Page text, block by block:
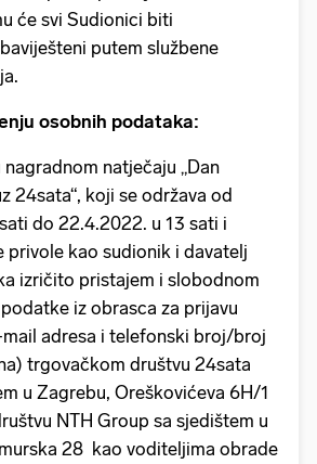
će svi Sudionici biti
putem službene
osobnih podataka:
natječaju „Dan
24sata“, koji se održava od
do 22.4.2022. u 13 sati i
privole kao sudionik i davatelj
izričito pristajem i slobodnom
iz obrasca za prijavu
mail adresa i telefonski broj/broj
trgovačkom društvu 24sata
u Zagrebu, Oreškovićeva 6H/1
NTH Group sa sjedištem u
28 kao voditeljima obrade